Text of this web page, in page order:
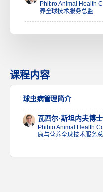
课程内容
球虫病管理简介
瓦西尔·斯坦内夫博士
Phibro Animal Health
康与营养全球技术服务
Phibro Animal Health
养全球技术服务总监